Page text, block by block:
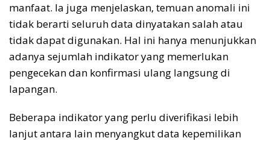
manfaat. Ia juga menjelaskan, temuan anomali ini
tidak berarti seluruh data dinyatakan salah atau
tidak dapat digunakan. Hal ini hanya menunjukkan
adanya sejumlah indikator yang memerlukan
pengecekan dan konfirmasi ulang langsung di
lapangan.
Beberapa indikator yang perlu diverifikasi lebih
lanjut antara lain menyangkut data kepemilikan